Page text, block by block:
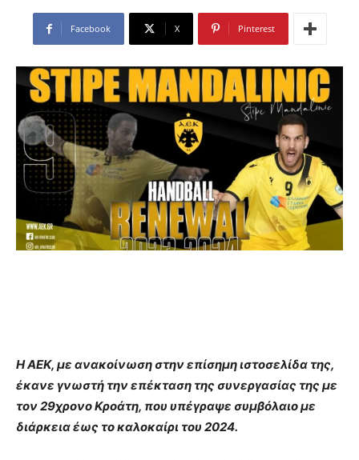
Facebook X Pinterest
Η ΑΕΚ, με ανακοίνωση στην επίσημη ιστοσελίδα της,
έκανε γνωστή την επέκταση της συνεργασίας της με
τον 29χρονο Κροάτη, που υπέγραψε συμβόλαιο με
διάρκεια έως το καλοκαίρι του 2024.